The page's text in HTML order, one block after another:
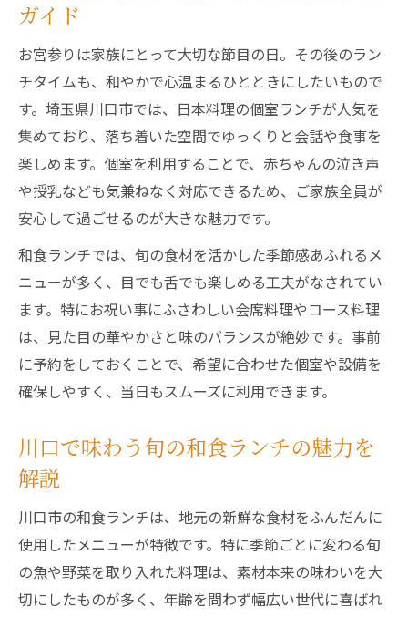
ガイド
お宮参りは家族にとって大切な節目の日。その後のラン
チタイムも、和やかで心温まるひとときにしたいもので
す。埼玉県川口市では、日本料理の個室ランチが人気を
集めており、落ち着いた空間でゆっくりと会話や食事を
楽しめます。個室を利用することで、赤ちゃんの泣き声
や授乳なども気兼ねなく対応できるため、ご家族全員が
安心して過ごせるのが大きな魅力です。
和食ランチでは、旬の食材を活かした季節感あふれるメ
ニューが多く、目でも舌でも楽しめる工夫がなされてい
ます。特にお祝い事にふさわしい会席料理やコース料理
は、見た目の華やかさと味のバランスが絶妙です。事前
に予約をしておくことで、希望に合わせた個室や設備を
確保しやすく、当日もスムーズに利用できます。
川口で味わう旬の和食ランチの魅力を
解説
川口市の和食ランチは、地元の新鮮な食材をふんだんに
使用したメニューが特徴です。特に季節ごとに変わる旬
の魚や野菜を取り入れた料理は、素材本来の味わいを大
切にしたものが多く、年齢を問わず幅広い世代に喜ばれ